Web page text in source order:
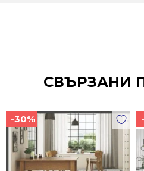
СВЪРЗАНИ
-30%